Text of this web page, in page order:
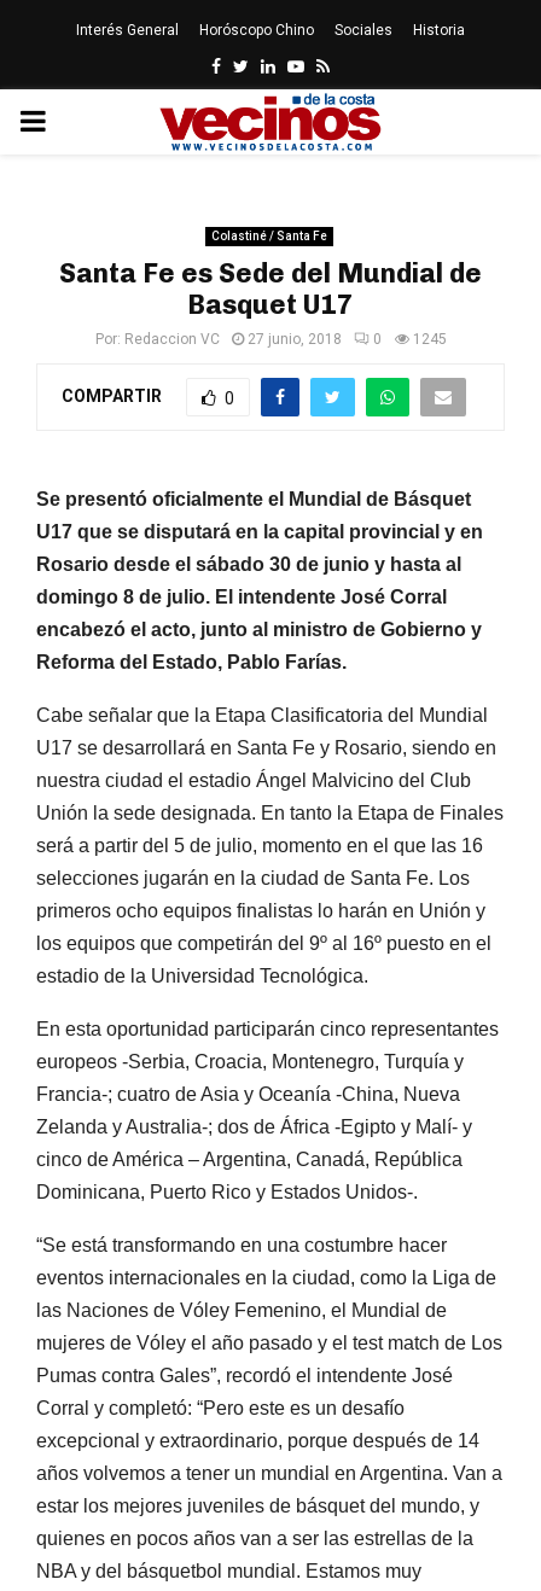
Interés General Horóscopo Chino Sociales Historia
Facebook
Twitter
LinkedinYoutube
Rss
PRIMARY
Colastiné / Santa Fe
Santa Fe es Sede del Mundial de
Basquet U17
Por: Redaccion VC 27 junio, 2018 0 1245
COMPARTIR 0
Se presentó oficialmente el Mundial de Básquet
U17 que se disputará en la capital provincial y en
Rosario desde el sábado 30 de junio y hasta al
domingo 8 de julio. El intendente José Corral
encabezó el acto, junto al ministro de Gobierno y
Reforma del Estado, Pablo Farías.
Cabe señalar que la Etapa Clasificatoria del Mundial
U17 se desarrollará en Santa Fe y Rosario, siendo en
nuestra ciudad el estadio Ángel Malvicino del Club
Unión la sede designada. En tanto la Etapa de Finales
será a partir del 5 de julio, momento en el que las 16
selecciones jugarán en la ciudad de Santa Fe. Los
primeros ocho equipos finalistas lo harán en Unión y
los equipos que competirán del 9º al 16º puesto en el
estadio de la Universidad Tecnológica.
En esta oportunidad participarán cinco representantes
europeos -Serbia, Croacia, Montenegro, Turquía y
Francia-; cuatro de Asia y Oceanía -China, Nueva
Zelanda y Australia-; dos de África -Egipto y Malí- y
cinco de América – Argentina, Canadá, República
Dominicana, Puerto Rico y Estados Unidos-.
“Se está transformando en una costumbre hacer
eventos internacionales en la ciudad, como la Liga de
las Naciones de Vóley Femenino, el Mundial de
mujeres de Vóley el año pasado y el test match de Los
Pumas contra Gales”, recordó el intendente José
Corral y completó: “Pero este es un desafío
excepcional y extraordinario, porque después de 14
años volvemos a tener un mundial en Argentina. Van a
estar los mejores juveniles de básquet del mundo, y
quienes en pocos años van a ser las estrellas de la
NBA y del básquetbol mundial. Estamos muy